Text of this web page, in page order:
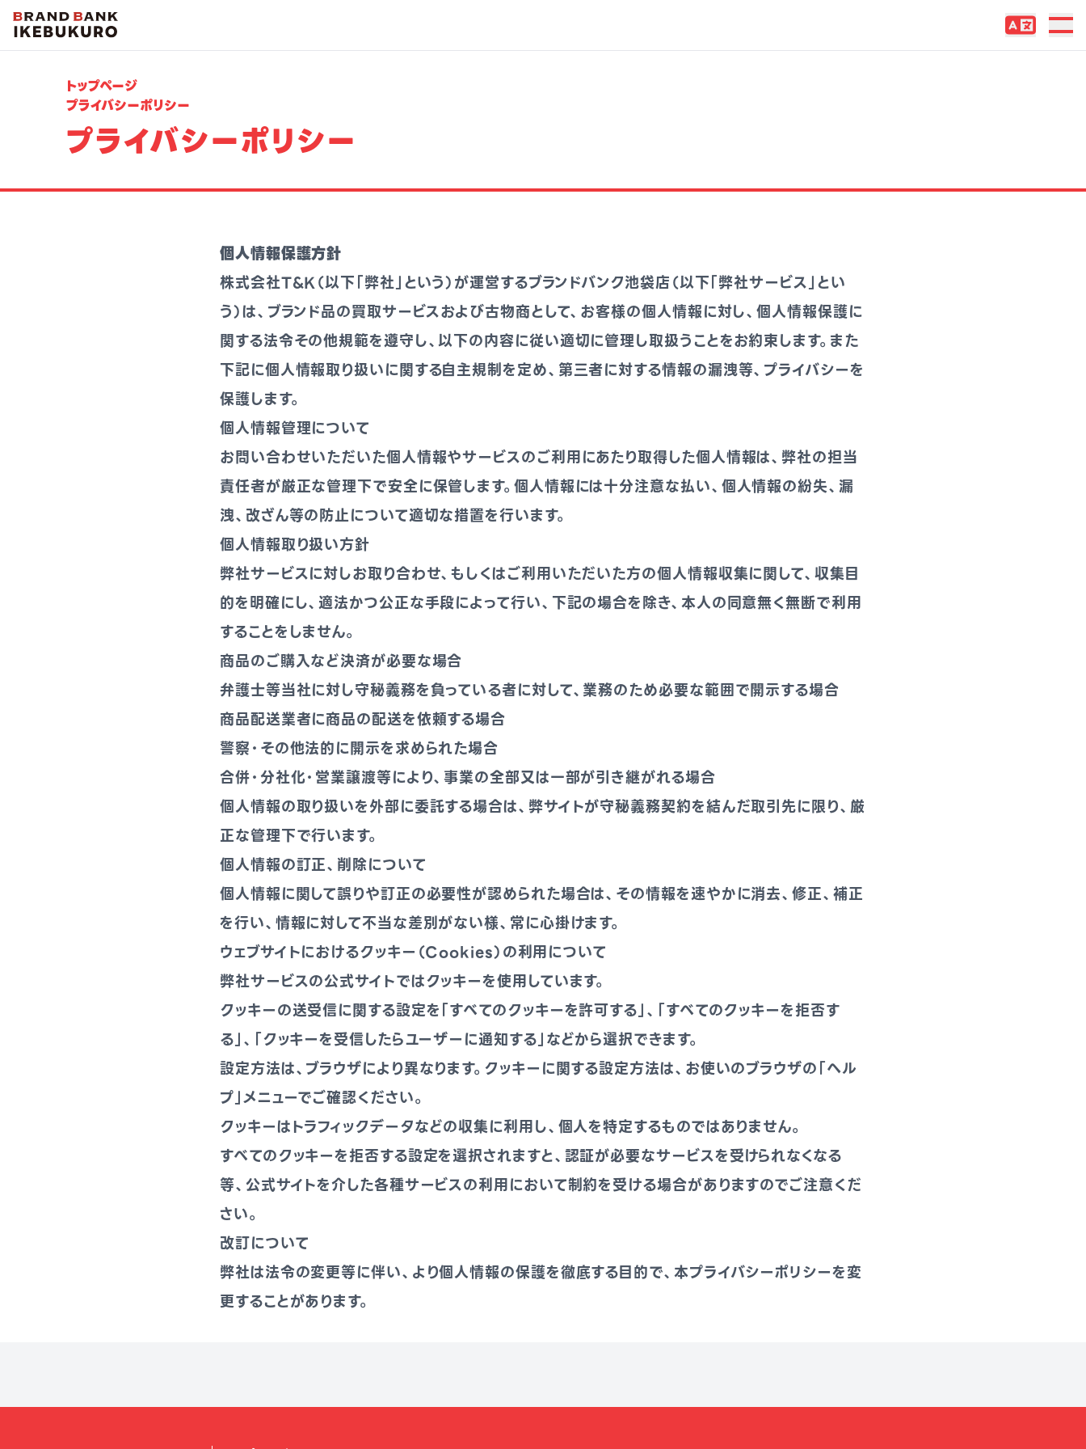
トップページ
プライバシーポリシー
プライバシーポリシー
個人情報保護方針
株式会社T&K（以下「弊社」という）が運営するブランドバンク池袋店（以下「弊社サービス」とい
う）は、ブランド品の買取サービスおよび古物商として、お客様の個人情報に対し、個人情報保護に
関する法令その他規範を遵守し、以下の内容に従い適切に管理し取扱うことをお約束します。また
下記に個人情報取り扱いに関する自主規制を定め、第三者に対する情報の漏洩等、プライバシーを
保護します。
個人情報管理について
お問い合わせいただいた個人情報やサービスのご利用にあたり取得した個人情報は、弊社の担当
責任者が厳正な管理下で安全に保管します。個人情報には十分注意な払い、個人情報の紛失、漏
洩、改ざん等の防止について適切な措置を行います。
個人情報取り扱い方針
弊社サービスに対しお取り合わせ、もしくはご利用いただいた方の個人情報収集に関して、収集目
的を明確にし、適法かつ公正な手段によって行い、下記の場合を除き、本人の同意無く無断で利用
することをしません。
商品のご購入など決済が必要な場合
弁護士等当社に対し守秘義務を負っている者に対して、業務のため必要な範囲で開示する場合
商品配送業者に商品の配送を依頼する場合
警察・その他法的に開示を求められた場合
合併・分社化・営業譲渡等により、事業の全部又は一部が引き継がれる場合
個人情報の取り扱いを外部に委託する場合は、弊サイトが守秘義務契約を結んだ取引先に限り、厳
正な管理下で行います。
個人情報の訂正、削除について
個人情報に関して誤りや訂正の必要性が認められた場合は、その情報を速やかに消去、修正、補正
を行い、情報に対して不当な差別がない様、常に心掛けます。
ウェブサイトにおけるクッキー（Cookies）の利用について
弊社サービスの公式サイトではクッキーを使用しています。
クッキーの送受信に関する設定を「すべてのクッキーを許可する」、「すべてのクッキーを拒否す
る」、「クッキーを受信したらユーザーに通知する」などから選択できます。
設定方法は、ブラウザにより異なります。クッキーに関する設定方法は、お使いのブラウザの「ヘル
プ」メニューでご確認ください。
クッキーはトラフィックデータなどの収集に利用し、個人を特定するものではありません。
すべてのクッキーを拒否する設定を選択されますと、認証が必要なサービスを受けられなくなる
等、公式サイトを介した各種サービスの利用において制約を受ける場合がありますのでご注意くだ
さい。
改訂について
弊社は法令の変更等に伴い、より個人情報の保護を徹底する目的で、本プライバシーポリシーを変
更することがあります。